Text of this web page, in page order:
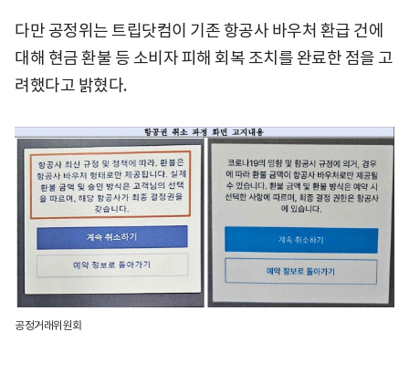
다만 공정위는 트립닷컴이 기존 항공사 바우처 환급 건에
대해 현금 환불 등 소비자 피해 회복 조치를 완료한 점을 고
려했다고 밝혔다.
공정거래위원회